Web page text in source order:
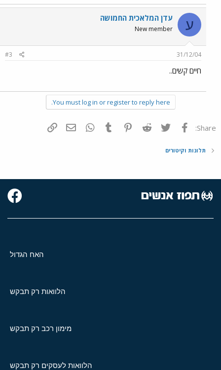
ע עדן המלאכית החמושה
New member
31/12/04
#3
חיים קשים..
You must log in or register to reply here.
Share: פייסבוק Twitter
Reddit
Pinterest
Tumblr
WhatsAppדואר אלקטרוני
תלונות וקיטורים
האח הגדול
הלוואות רק תבקש
מימון רכב רק תבקש
הלוואות לעסקים רק תבקש